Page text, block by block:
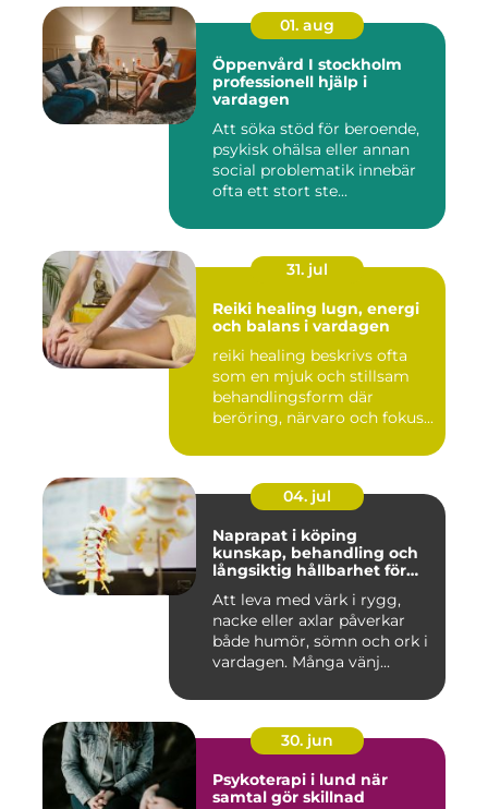
01. aug
Öppenvård I stockholm
professionell hjälp i
vardagen
Att söka stöd för beroende,
psykisk ohälsa eller annan
social problematik innebär
ofta ett stort ste...
31. jul
Reiki healing lugn, energi
och balans i vardagen
reiki healing beskrivs ofta
som en mjuk och stillsam
behandlingsform där
beröring, närvaro och fokus...
04. jul
Naprapat i köping
kunskap, behandling och
långsiktig hållbarhet för
Att leva med värk i rygg,
nacke eller axlar påverkar
både humör, sömn och ork i
vardagen. Många vänj...
30. jun
Psykoterapi i lund när
samtal gör skillnad